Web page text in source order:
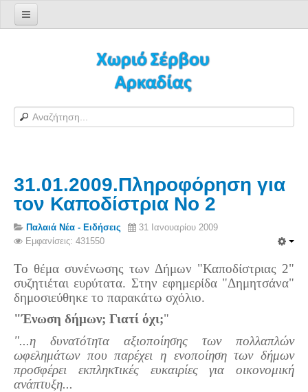
Φόρμα εγγραφής χρήστη
H Ιστοσελίδα μας
Αράπηδες
Αξιοθέατα
Χάρτης ευρύτερης περιοχής
Σέρβου - Δορυφορική Google
Σέρβου και Δήμος Γορτυνίας
Σερβαίοι
Σερβαίοι Συγγραφείς/Λογoτέχνες
Σερβαίοι Καλλιτέχνες
Γραφή Πατριωτών/Συνεργατών
Σερβαίοι Αγωνιστές/Πεσόντες
31.01.2009.Πληροφόρηση για
τον Καποδίστρια Νο 2
Παλαιά Νέα - Ειδήσεις
31 Ιανουαρίου 2009
Εμφανίσεις: 431550
Το θέμα συνένωσης των Δήμων "Καποδίστριας 2"
συζητιέται ευρύτατα. Στην εφημερίδα "Δημητσάνα"
δημοσιεύθηκε το παρακάτω σχόλιο.
"Ένωση δήμων; Γιατί όχι;"
"...η δυνατότητα αξιοποίησης των πολλαπλών
ωφελημάτων που παρέχει η ενοποίηση των δήμων
προσφέρει εκπληκτικές ευκαιρίες για οικονομική
ανάπτυξη...